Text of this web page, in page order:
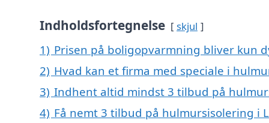
Indholdsfortegnelse skjul
1) Prisen på boligopvarmning bliver kun
2) Hvad kan et firma med speciale i
3) Indhent altid mindst 3 tilbud på
4) Få nemt 3 tilbud på hulmursisolering i